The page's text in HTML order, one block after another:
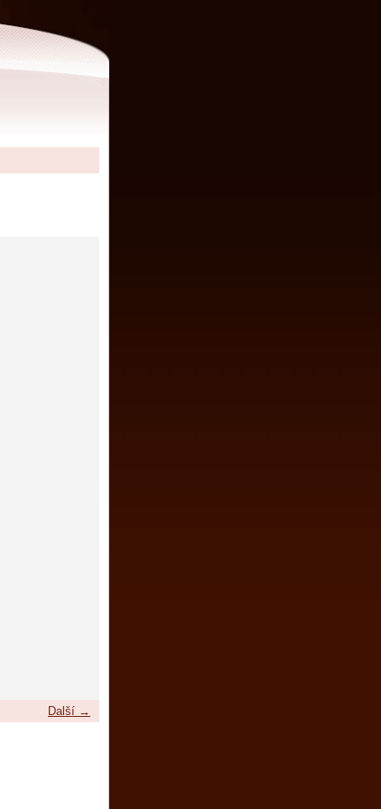
Další →